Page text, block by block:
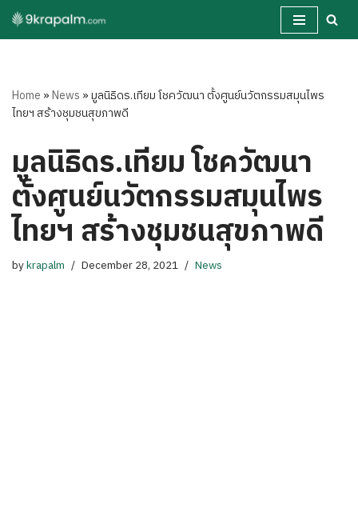
Skip
Home »News »มูลนิธิดร.เทียม โชควัฒนา ตั้งศูนย์นวัตกรรมสมุนไพร
ไทยฯ สร้างชุมชนสุขภาพดี
มูลนิธิดร.เทียม โชควัฒนา
ตั้งศูนย์นวัตกรรมสมุนไพร
ไทยฯ สร้างชุมชนสุขภาพดี
bykrapalm December 28, 2021 News